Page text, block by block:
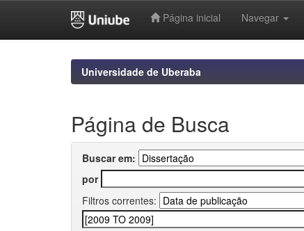
Página inicial Navegar
Universidade de Uberaba
Página de Busca
Buscar em:
por
Filtros correntes: